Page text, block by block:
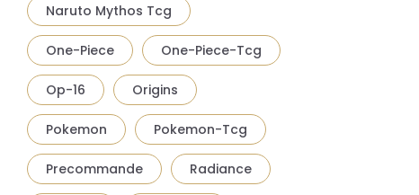
Naruto Mythos Tcg
One-Piece One-Piece-Tcg
Op-16 Origins
Pokemon Pokemon-Tcg
Precommande Radiance